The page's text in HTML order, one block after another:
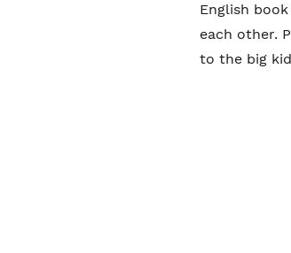
English
each other.
to the big